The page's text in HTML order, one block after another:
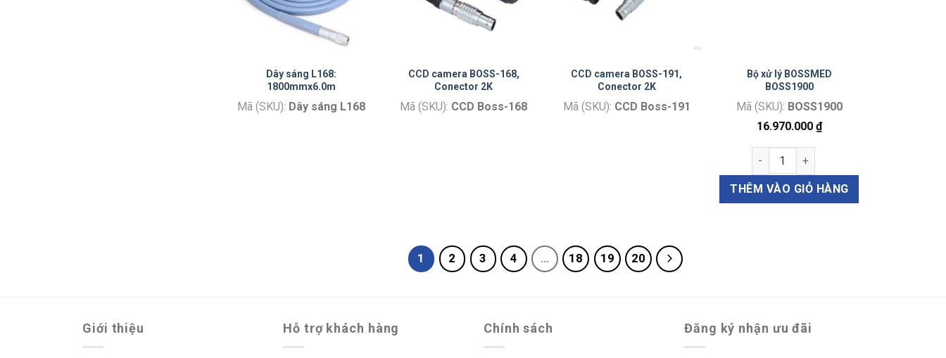
Dây sáng L168:
1800mmx6.0m
Mã (SKU): Dây sáng L168
CCD camera BOSS-168,
Conector 2K
Mã (SKU): CCD Boss-168
CCD camera BOSS-191,
Conector 2K
Mã (SKU): CCD Boss-191
Bộ xử lý BOSSMED
BOSS1900
Mã (SKU): BOSS1900
16.970.000 ₫
Bộ xử lý BOSSMED BOSS1900 số lượng
THÊM VÀO GIỎ HÀNG
1 2 3 4 … 18 19 20
Giới thiệu Hỗ trợ khách hàng Chính sách Đăng ký nhận ưu đãi